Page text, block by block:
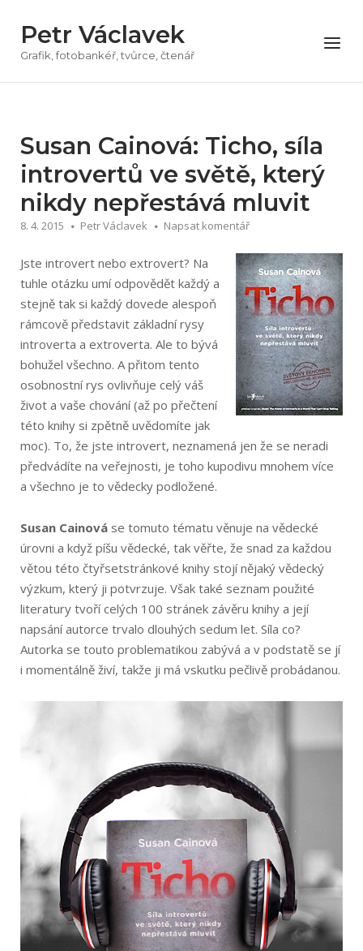
obsah
Petr Václavek
Grafik, fotobankéř, tvůrce, čtenář
Menu
Susan Cainová: Ticho, síla
introvertů ve světě, který
nikdy nepřestává mluvit
8. 4. 2015 Petr Václavek Napsat komentář
Jste introvert nebo extrovert? Na
tuhle otázku umí odpovědět každý a
stejně tak si každý dovede alespoň
rámcově představit základní rysy
introverta a extroverta. Ale to bývá
bohužel všechno. A přitom tento
osobnostní rys ovlivňuje celý váš
život a vaše chování (až po přečtení
této knihy si zpětně uvědomíte jak
moc). To, že jste introvert, neznamená jen že se neradi
předvádíte na veřejnosti, je toho kupodivu mnohem více
a všechno je to vědecky podložené.
Susan Cainová se tomuto tématu věnuje na vědecké
úrovni a když píšu vědecké, tak věřte, že snad za každou
větou této čtyřsetstránkové knihy stojí nějaký vědecký
výzkum, který ji potvrzuje. Však také seznam použité
literatury tvoří celých 100 stránek závěru knihy a její
napsání autorce trvalo dlouhých sedum let. Síla co?
Autorka se touto problematikou zabývá a v podstatě se jí
i momentálně živí, takže ji má vskutku pečlivě probádanou.